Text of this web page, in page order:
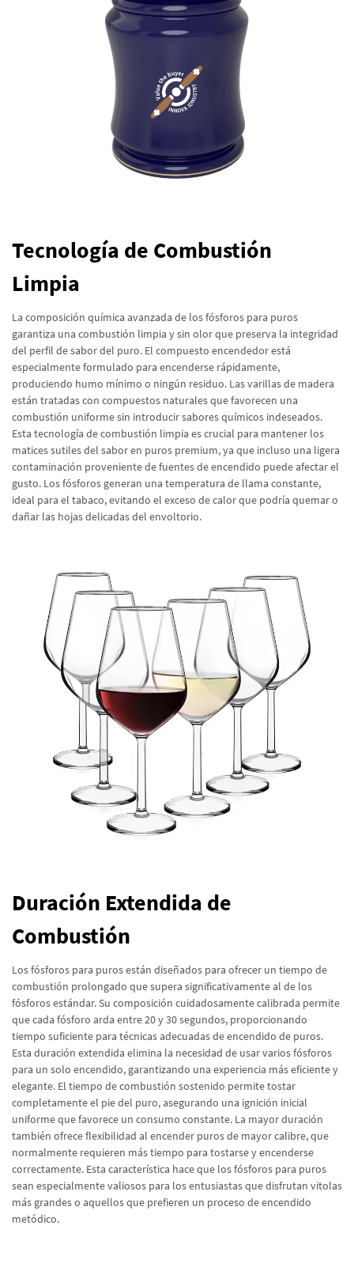
Tecnología de Combustión
Limpia
La composición química avanzada de los fósforos para puros
garantiza una combustión limpia y sin olor que preserva la integridad
del perfil de sabor del puro. El compuesto encendedor está
especialmente formulado para encenderse rápidamente,
produciendo humo mínimo o ningún residuo. Las varillas de madera
están tratadas con compuestos naturales que favorecen una
combustión uniforme sin introducir sabores químicos indeseados.
Esta tecnología de combustión limpia es crucial para mantener los
matices sutiles del sabor en puros premium, ya que incluso una ligera
contaminación proveniente de fuentes de encendido puede afectar el
gusto. Los fósforos generan una temperatura de llama constante,
ideal para el tabaco, evitando el exceso de calor que podría quemar o
dañar las hojas delicadas del envoltorio.
Duración Extendida de
Combustión
Los fósforos para puros están diseñados para ofrecer un tiempo de
combustión prolongado que supera significativamente al de los
fósforos estándar. Su composición cuidadosamente calibrada permite
que cada fósforo arda entre 20 y 30 segundos, proporcionando
tiempo suficiente para técnicas adecuadas de encendido de puros.
Esta duración extendida elimina la necesidad de usar varios fósforos
para un solo encendido, garantizando una experiencia más eficiente y
elegante. El tiempo de combustión sostenido permite tostar
completamente el pie del puro, asegurando una ignición inicial
uniforme que favorece un consumo constante. La mayor duración
también ofrece flexibilidad al encender puros de mayor calibre, que
normalmente requieren más tiempo para tostarse y encenderse
correctamente. Esta característica hace que los fósforos para puros
sean especialmente valiosos para los entusiastas que disfrutan vitolas
más grandes o aquellos que prefieren un proceso de encendido
metódico.